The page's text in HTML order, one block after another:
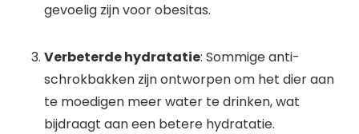
gevoelig zijn voor obesitas.
Verbeterde hydratatie: Sommige anti-
schrokbakken zijn ontworpen om het dier aan
te moedigen meer water te drinken, wat
bijdraagt aan een betere hydratatie.